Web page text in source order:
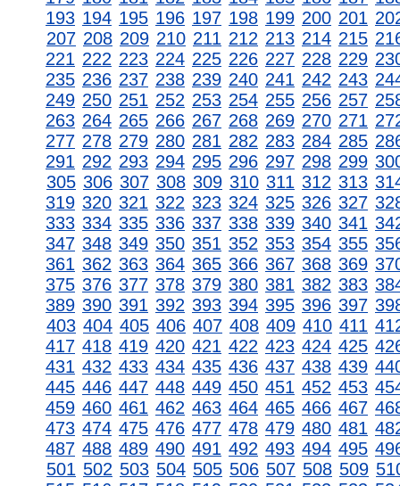
193 194 195 196 197 198 199 200 201
207 208 209 210 211 212 213 214 215
221 222 223 224 225 226 227 228 229
235 236 237 238 239 240 241 242 243
249 250 251 252 253 254 255 256 257
263 264 265 266 267 268 269 270 271
277 278 279 280 281 282 283 284 285
291 292 293 294 295 296 297 298 299
305 306 307 308 309 310 311 312 313
319 320 321 322 323 324 325 326 327
333 334 335 336 337 338 339 340 341
347 348 349 350 351 352 353 354 355
361 362 363 364 365 366 367 368 369
375 376 377 378 379 380 381 382 383
389 390 391 392 393 394 395 396 397
403 404 405 406 407 408 409 410 411
417 418 419 420 421 422 423 424 425
431 432 433 434 435 436 437 438 439
445 446 447 448 449 450 451 452 453
459 460 461 462 463 464 465 466 467
473 474 475 476 477 478 479 480 481
487 488 489 490 491 492 493 494 495
501 502 503 504 505 506 507 508 509